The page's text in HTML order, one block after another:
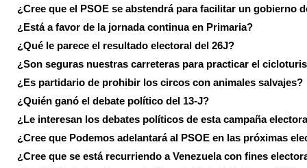
¿Cree que el PSOE se abstendrá para facilitar un gobierno
¿Está a favor de la jornada continua en Primaria?
¿Qué le parece el resultado electoral del 26J?
¿Son seguras nuestras carreteras para practicar el
¿Es partidario de prohibir los circos con animales salvajes?
¿Quién ganó el debate político del 13-J?
¿Le interesan los debates políticos de esta campaña
¿Cree que Podemos adelantará al PSOE en las próximas
¿Cree que se está recurriendo a Venezuela con fines